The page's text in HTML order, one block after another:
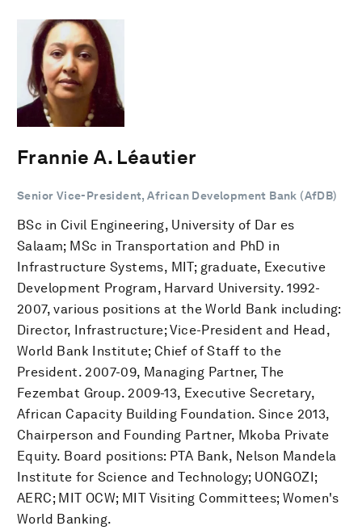
Frannie A. Léautier
Senior Vice-President, African Development Bank (AfDB)
BSc in Civil Engineering, University of Dar es
Salaam; MSc in Transportation and PhD in
Infrastructure Systems, MIT; graduate, Executive
Development Program, Harvard University. 1992-
2007, various positions at the World Bank including:
Director, Infrastructure; Vice-President and Head,
World Bank Institute; Chief of Staff to the
President. 2007-09, Managing Partner, The
Fezembat Group. 2009-13, Executive Secretary,
African Capacity Building Foundation. Since 2013,
Chairperson and Founding Partner, Mkoba Private
Equity. Board positions: PTA Bank, Nelson Mandela
Institute for Science and Technology; UONGOZI;
AERC; MIT OCW; MIT Visiting Committees; Women's
World Banking.